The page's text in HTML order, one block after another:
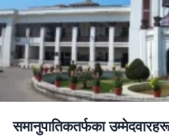
समानुपातिकतर्फका